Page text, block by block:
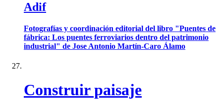
Adif
Fotografías y coordinación editorial del libro "Puentes de
fábrica: Los puentes ferroviarios dentro del patrimonio
industrial" de Jose Antonio Martín-Caro Álamo
Construir paisaje